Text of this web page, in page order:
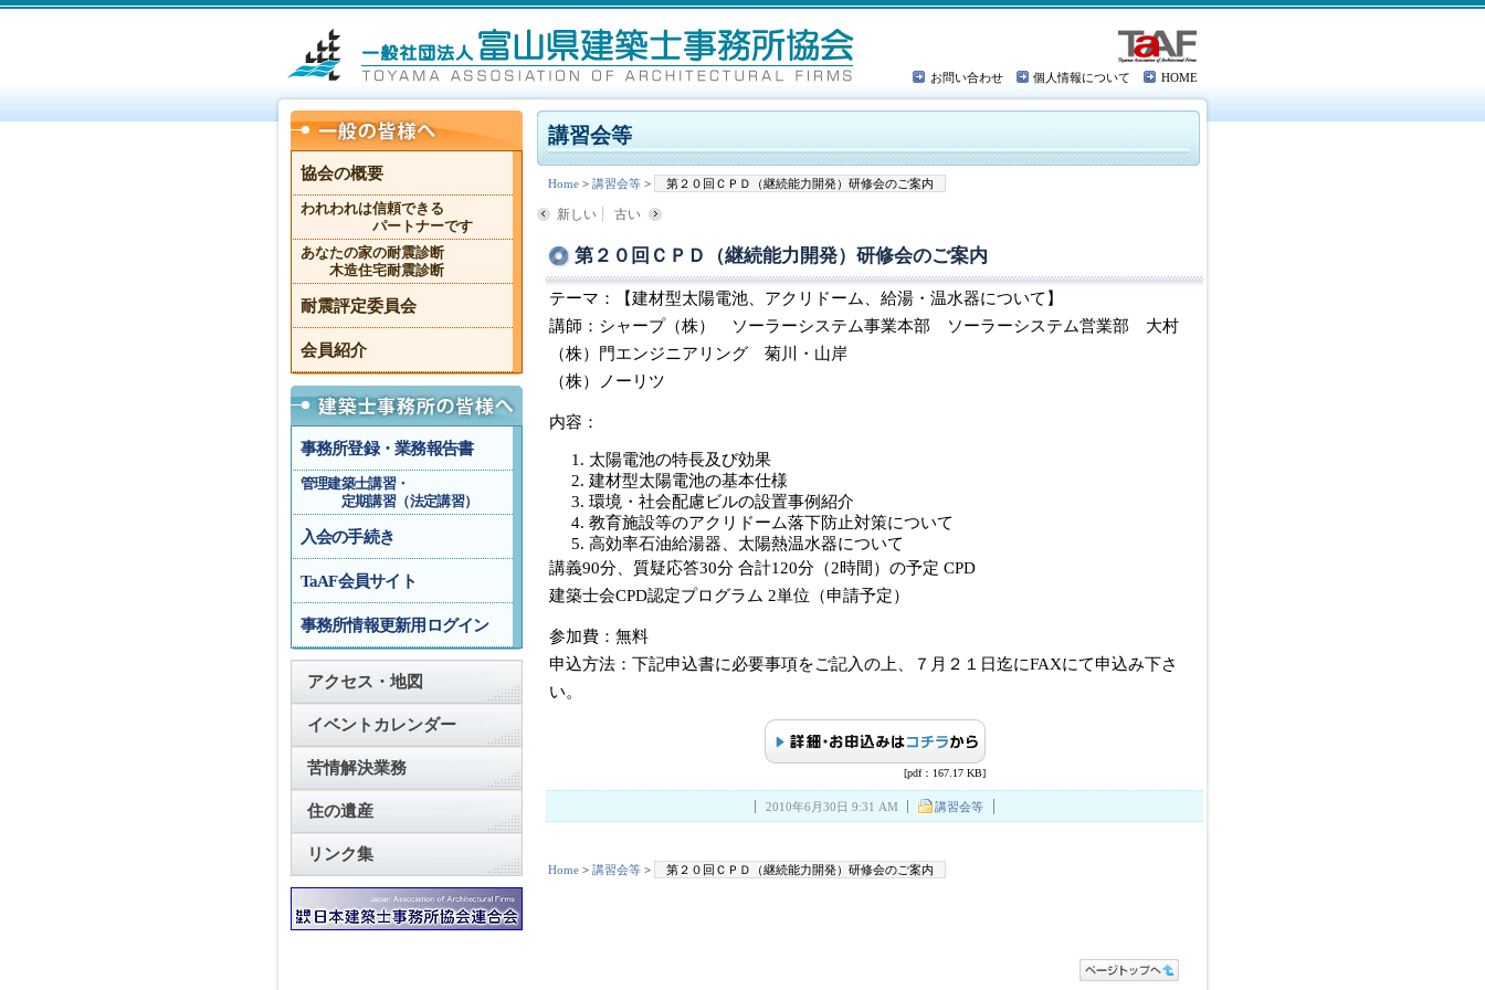
お問い合わせ 個人情報について HOME
講習会等
Home > 講習会等 > 第２０回ＣＰＤ（継続能力開発）研修会のご案内
新しい 古い
第２０回ＣＰＤ（継続能力開発）研修会のご案内
テーマ：【建材型太陽電池、アクリドーム、給湯・温水器について】
講師：シャープ（株） ソーラーシステム事業本部 ソーラーシステム営業部 大村
（株）門エンジニアリング 菊川・山岸
（株）ノーリツ
内容：
太陽電池の特長及び効果
建材型太陽電池の基本仕様
環境・社会配慮ビルの設置事例紹介
教育施設等のアクリドーム落下防止対策について
高効率石油給湯器、太陽熱温水器について
講義90分、質疑応答30分 合計120分（2時間）の予定 CPD
建築士会CPD認定プログラム 2単位（申請予定）
参加費：無料
申込方法：下記申込書に必要事項をご記入の上、７月２１日迄にFAXにて申込み下さ
い。
[pdf：167.17 KB]
2010年6月30日 9:31 AM 講習会等
Home > 講習会等 > 第２０回ＣＰＤ（継続能力開発）研修会のご案内
協会の概要
われわれは信頼できる
パートナーです
あなたの家の耐震診断
木造住宅耐震診断
耐震評定委員会
会員紹介
事務所登録・業務報告書
管理建築士講習・
定期講習（法定講習）
入会の手続き
TaAF会員サイト
事務所情報更新用ログイン
アクセス・地図
イベントカレンダー
苦情解決業務
住の遺産
リンク集